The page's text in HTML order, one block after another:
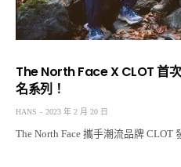
The North Face X CLOT 首
名系列！
HANS 2023 年 2 月 20 日
The North Face 攜手潮流品牌 CLOT